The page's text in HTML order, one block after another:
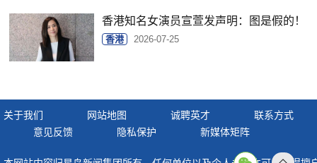
香港知名女演员宣萱发声明：图是假的！
香港 2026-07-25
关于我们 网站地图 诚聘英才
联系方式
意见反馈
隐私保护 新媒体矩阵